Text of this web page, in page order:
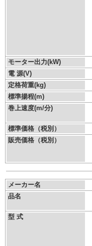
モーター出力(kW)
電 源(V)
定格荷重(kg)
標準揚程(m)
巻上速度(m/分)
標準価格（税別）
販売価格（税別）
メーカー名
品名
型 式